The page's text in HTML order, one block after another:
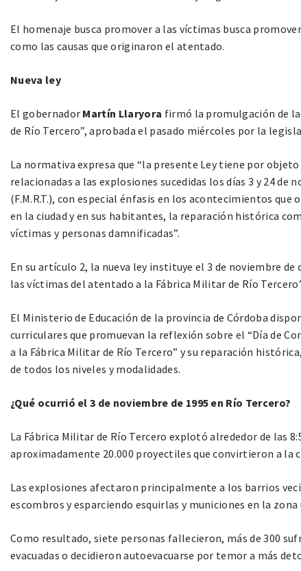
El homenaje busca promover a las víctimas busca
como las causas que originaron el atentado.
Nueva ley
El gobernador Martín Llaryora firmó la promulgación de
de Río Tercero”, aprobada el pasado miércoles por la
La normativa expresa que “la presente Ley tiene por
relacionadas a las explosiones sucedidas los días 3 y 24 de
(F.M.R.T.), con especial énfasis en los acontecimientos
en la ciudad y en sus habitantes, la reparación histórica
víctimas y personas damnificadas”.
En su artículo 2, la nueva ley instituye el 3 de noviembre
las víctimas del atentado a la Fábrica Militar de Río
El Ministerio de Educación de la provincia de Córdoba
curriculares que promuevan la reflexión sobre el “Día de
a la Fábrica Militar de Río Tercero” y su reparación
de todos los niveles y modalidades.
¿Qué ocurrió el 3 de noviembre de 1995 en Río Tercero?
La Fábrica Militar de Río Tercero explotó alrededor de las
aproximadamente 20.000 proyectiles que convirtieron a la
Las explosiones afectaron principalmente a los barrios
escombros y esparciendo esquirlas y municiones en la zona
Como resultado, siete personas fallecieron, más de 300
evacuadas o decidieron autoevacuarse por temor a más